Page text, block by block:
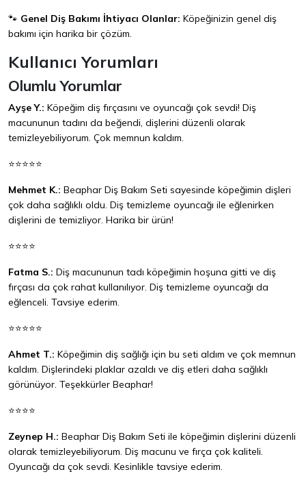
🐾 Genel Diş Bakımı İhtiyacı Olanlar: Köpeğinizin genel diş
bakımı için harika bir çözüm.
Kullanıcı Yorumları
Olumlu Yorumlar
Ayşe Y.: Köpeğim diş fırçasını ve oyuncağı çok sevdi! Diş
macununun tadını da beğendi, dişlerini düzenli olarak
temizleyebiliyorum. Çok memnun kaldım.
⭐⭐⭐⭐⭐
Mehmet K.: Beaphar Diş Bakım Seti sayesinde köpeğimin dişleri
çok daha sağlıklı oldu. Diş temizleme oyuncağı ile eğlenirken
dişlerini de temizliyor. Harika bir ürün!
⭐⭐⭐⭐
Fatma S.: Diş macununun tadı köpeğimin hoşuna gitti ve diş
fırçası da çok rahat kullanılıyor. Diş temizleme oyuncağı da
eğlenceli. Tavsiye ederim.
⭐⭐⭐⭐⭐
Ahmet T.: Köpeğimin diş sağlığı için bu seti aldım ve çok memnun
kaldım. Dişlerindeki plaklar azaldı ve diş etleri daha sağlıklı
görünüyor. Teşekkürler Beaphar!
⭐⭐⭐⭐
Zeynep H.: Beaphar Diş Bakım Seti ile köpeğimin dişlerini düzenli
olarak temizleyebiliyorum. Diş macunu ve fırça çok kaliteli.
Oyuncağı da çok sevdi. Kesinlikle tavsiye ederim.